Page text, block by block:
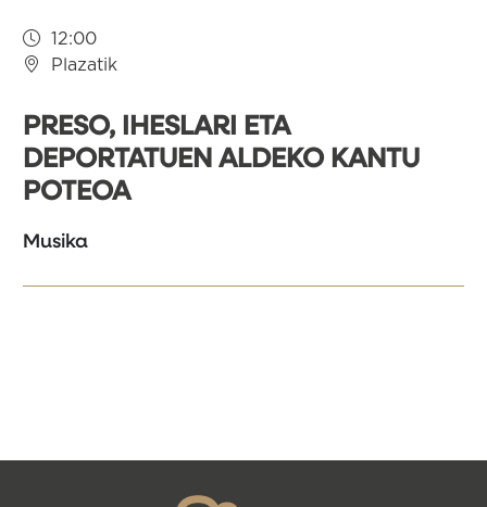
12:00
Plazatik
PRESO, IHESLARI ETA
DEPORTATUEN ALDEKO KANTU
POTEOA
Musika